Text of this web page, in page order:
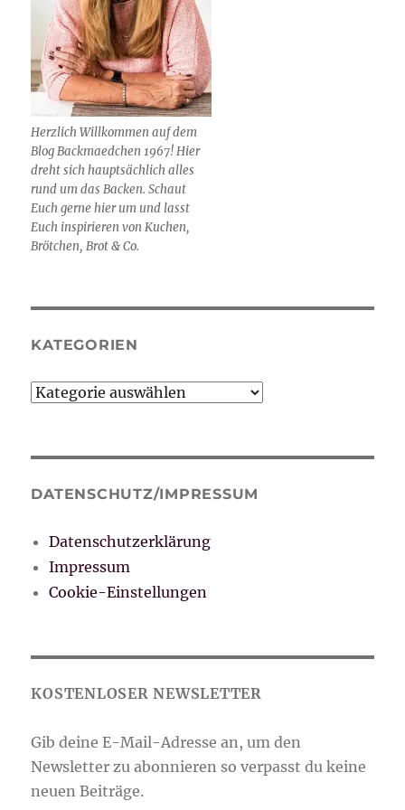
Herzlich Willkommen auf dem
Blog Backmaedchen 1967! Hier
dreht sich hauptsächlich alles
rund um das Backen. Schaut
Euch gerne hier um und lasst
Euch inspirieren von Kuchen,
Brötchen, Brot & Co.
KATEGORIEN
Kategorien
DATENSCHUTZ/IMPRESSUM
Datenschutzerklärung
Impressum
Cookie-Einstellungen